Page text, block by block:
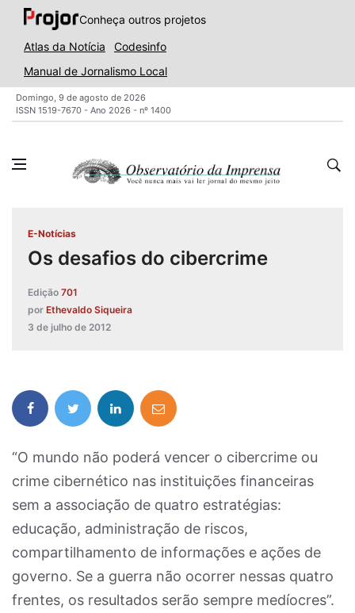
Conheça outros projetos
Atlas da Notícia
Codesinfo
Manual de Jornalismo Local
Domingo, 9 de agosto de 2026
ISSN 1519-7670 - Ano 2026 - nº 1400
E-Notícias
Os desafios do cibercrime
Edição 701
por Ethevaldo Siqueira
3 de julho de 2012
“O mundo não poderá vencer o cibercrime ou
crime cibernético nas instituições financeiras
sem a associação de quatro estratégias:
educação, administração de riscos,
compartilhamento de informações e ações de
governo. Se a guerra não ocorrer nessas quatro
frentes, os resultados serão sempre medíocres”.